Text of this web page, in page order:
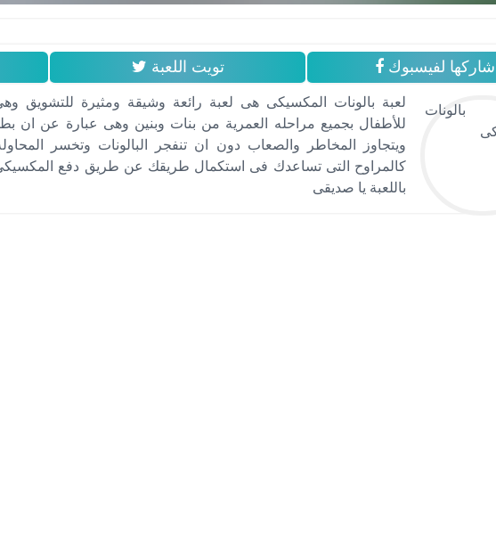
شاركها لفيسبوك تويت اللعبة
لعبة بالونات المكسيكى هى لعبة رائعة وشيقة ومثيرة للتشويق
للأطفال بجميع مراحله العمرية من بنات وبنين وهى عبارة عن ان
ويتجاوز المخاطر والصعاب دون ان تنفجر البالونات وتخسر
كالمراوح التى تساعدك فى استكمال طريقك عن طريق دفع المكسيكى
باللعبة يا صديقى